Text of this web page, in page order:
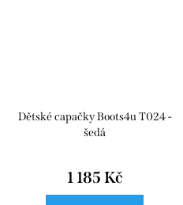
Dětské capačky Boots4u T024 -
šedá
1 185 Kč